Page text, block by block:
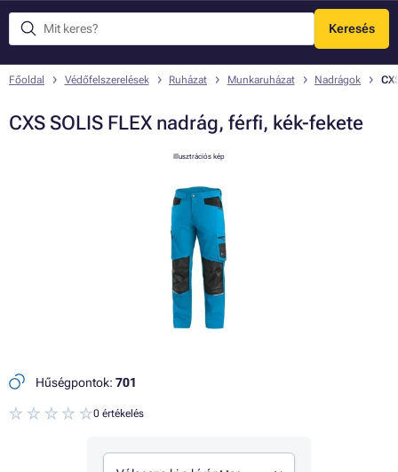
Keresés
Menü
Főoldal Védőfelszerelések Ruházat Munkaruházat Nadrágok
CXS SOLIS FLEX nadrág, férfi, kék-fekete
Illusztrációs kép
Hűségpontok: 701
0 értékelés